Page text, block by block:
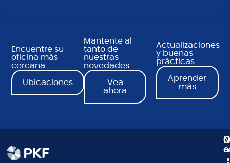
Encuentre su
oficina más
cercana
Ubicaciones
Mantente al
tanto de
nuestras
novedades
Vea
ahora
Actualizaciones
y buenas
prácticas
Aprender
más